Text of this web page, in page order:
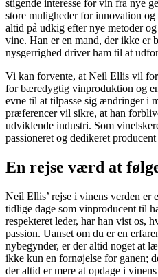
stigende interesse for vin fra nye
store muligheder for innovation
altid på udkig efter nye metoder
vine. Han er en mand, der ikke er
nysgerrighed driver ham til at
Vi kan forvente, at Neil Ellis vil
for bæredygtig vinproduktion og
evne til at tilpasse sig ændringer i
præferencer vil sikre, at han
udviklende industri. Som
passioneret og dedikeret
En rejse værd at
Neil Ellis’ rejse i vinens verden er
tidlige dage som vinproducent til
respekteret leder, har han vist os,
passion. Uanset om du er en
nybegynder, er der altid noget at
ikke kun en fornøjelse for ganen;
der altid er mere at opdage i